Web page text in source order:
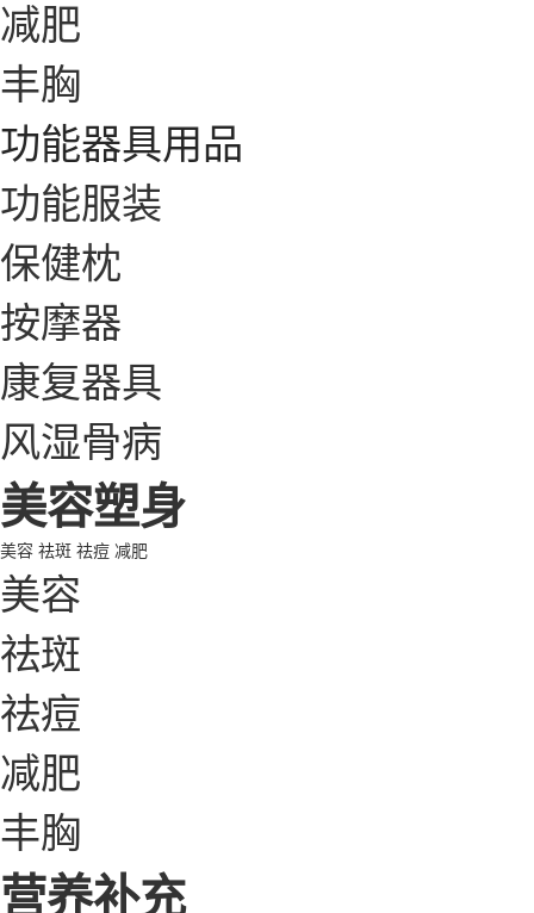
减肥
丰胸
功能器具用品
功能服装
保健枕
按摩器
康复器具
风湿骨病
美容塑身
美容 祛斑 祛痘 减肥
美容
祛斑
祛痘
减肥
丰胸
营养补充